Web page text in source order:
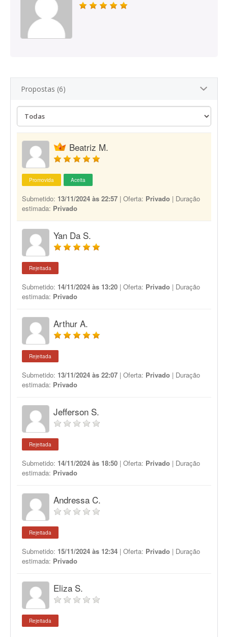
Propostas (6)
Beatriz M.
Promovida Aceita
Submetido: 13/11/2024 às 22:57 | Oferta: Privado | Duração
estimada: Privado
Yan Da S.
Rejeitada
Submetido: 14/11/2024 às 13:20 | Oferta: Privado | Duração
estimada: Privado
Arthur A.
Rejeitada
Submetido: 13/11/2024 às 22:07 | Oferta: Privado | Duração
estimada: Privado
Jefferson S.
Rejeitada
Submetido: 14/11/2024 às 18:50 | Oferta: Privado | Duração
estimada: Privado
Andressa C.
Rejeitada
Submetido: 15/11/2024 às 12:34 | Oferta: Privado | Duração
estimada: Privado
Eliza S.
Rejeitada